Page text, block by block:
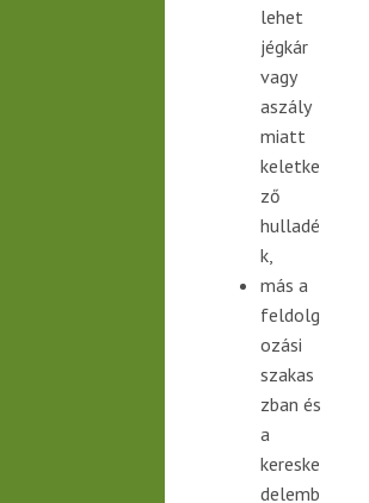
lehet
jégkár
vagy
aszály
miatt
keletke
ző
hulladé
k,
más a
feldolg
ozási
szakas
zban és
a
kereske
delemb